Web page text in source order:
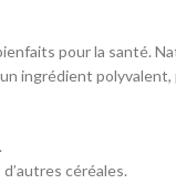
pour la santé.
ingrédient
céréales.